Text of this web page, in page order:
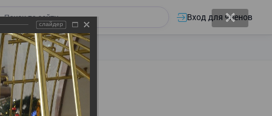
Вход для членов
слайдер